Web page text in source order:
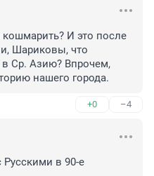
И это после
Шариковы, что
Ср. Азию? Впрочем,
нашего города.
+0 –4
в 90-е